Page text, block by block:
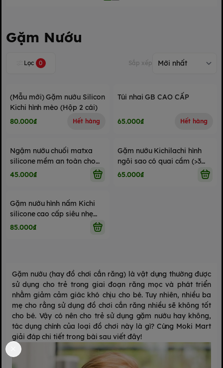
Gặm Nướu
Lọc 0 Sắp xếp
(Mẫu mới) Gặm nướu Silicon
Kichi hình mèo (Hộp 2 cái)
80.000₫
Hết hàng
Túi nhai GB CAO CẤP
65.000₫ Hết hàng
Ngậm nướu chuối matxa
silicone mềm an toàn cho
bé Kichilachi Chính Hãng
45.000₫
Gặm nướu Kichilachi hình
ngôi sao có quai cầm (>3
tháng tuổi)
65.000₫
Gặm nướu hình nấm Kichi
silicone cao cấp siêu nhẹ
,siêu mềm thoải mái dễ
85.000₫
Gặm nướu (hay đồ chơi cắn răng) là vật dụng thường được
sử dụng cho trẻ trong giai đoạn răng mọc và phát triển
nhằm giảm cảm giác khó chịu cho bé. Tuy nhiên, nhiều ba
mẹ cho rằng sử dụng đồ chơi cắn răng nhiều sẽ không tốt
cho bé. Vậy có nên cho trẻ sử dụng gặm nướu hay không,
tác dụng chính của loại đồ chơi này là gì? Cùng Moki Mart
giải đáp chi tiết trong bài sau viết đây!